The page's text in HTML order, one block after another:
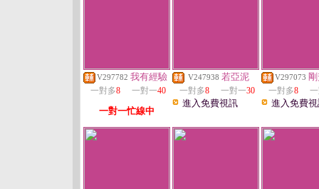
V297782 我有經驗
一對多8 一對一40
一對一忙線中
V247938 若亞泥
一對多8 一對一30
進入免費視訊
V297073
一對多8
進入免費